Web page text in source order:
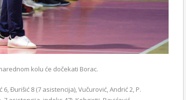
kolu će dočekati Borac.
Đurišić 8 (7 asistencija), Vučurović, Andrić 2, P.